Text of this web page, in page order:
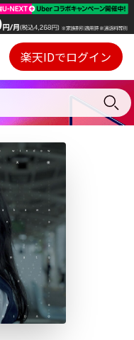
Webプレイヤー
ご契約内容の確認・変更
楽天IDでログイン